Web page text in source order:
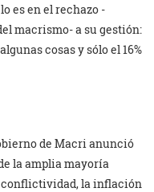
es en el rechazo -
macrismo- a su gestión:
cosas y sólo el 16%
de Macri anunció
la amplia mayoría
conflictividad, la inflación